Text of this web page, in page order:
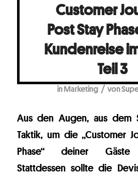
Customer
Post Stay
Kundenreise
Teil 3
inMarketing / von
Aus den Augen, aus dem
Taktik, um die „Customer
Phase“ deiner Gäste
Stattdessen sollte die